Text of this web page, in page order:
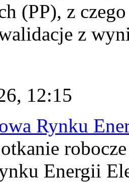
(PP), z
z
12:15
Rynku
Energii